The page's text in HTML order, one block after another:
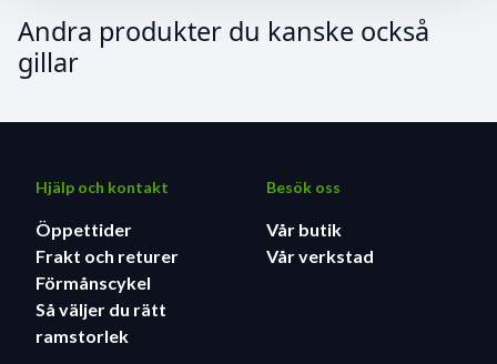
Andra produkter du kanske också
gillar
Hjälp och kontakt
Öppettider
Frakt och returer
Förmånscykel
Så väljer du rätt
ramstorlek
Besök oss
Vår butik
Vår verkstad